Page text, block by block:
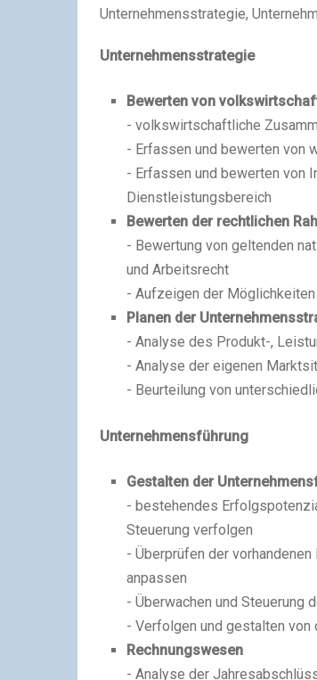
Unternehmensstrategie,
Unternehmensstrategie
Bewerten von
- volkswirtschaftliche
- Erfassen und bewerten von
- Erfassen und bewerten von
Dienstleistungsbereich
Bewerten der rechtlichen
- Bewertung von geltenden
und Arbeitsrecht
- Aufzeigen der
Planen der
- Analyse des Produkt-,
- Analyse der eigenen
- Beurteilung von
Unternehmensführung
Gestalten der
- bestehendes
Steuerung verfolgen
- Überprüfen der
anpassen
- Überwachen und Steuerung
- Verfolgen und gestalten
Rechnungswesen
- Analyse der